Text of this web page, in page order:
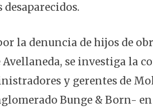
la denuncia de hijos de
se investiga la
y gerentes de
Bunge & Born- en